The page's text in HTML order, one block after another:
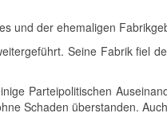
und der ehemaligen
Seine Fabrik fiel
Parteipolitischen
Schaden überstanden.